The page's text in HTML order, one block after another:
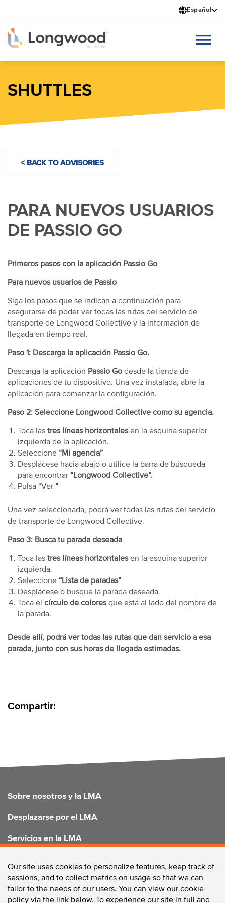
al
contenido
principal
Español
SHUTTLES
< BACK TO ADVISORIES
PARA NUEVOS USUARIOS
DE PASSIO GO
Primeros pasos con la aplicación Passio Go
Para nuevos usuarios de Passio
Siga los pasos que se indican a continuación para
asegurarse de poder ver todas las rutas del servicio de
transporte de Longwood Collective y la información de
llegada en tiempo real.
Paso 1: Descarga la aplicación Passio Go.
Descarga la aplicación Passio Go desde la tienda de
aplicaciones de tu dispositivo. Una vez instalada, abre la
aplicación para comenzar la configuración.
Paso 2: Seleccione Longwood Collective como su agencia.
Toca las tres líneas horizontalesen la esquina superior
izquierda de la aplicación.
Seleccione “Mi agencia”
Desplácese hacia abajo o utilice la barra de búsqueda
para encontrar “Longwood Collective”.
Pulsa “Ver ”
Una vez seleccionada, podrá ver todas las rutas del servicio
de transporte de Longwood Collective.
Paso 3: Busca tu parada deseada
Toca las tres líneas horizontalesen la esquina superior
izquierda.
Seleccione “Lista de paradas”
Desplácese o busque la parada deseada.
Toca el círculo de coloresque está al lado del nombre de
la parada.
Desde allí, podrá ver todas las rutas que dan servicio a esa
parada, junto con sus horas de llegada estimadas.
Compartir:
FOOTER
Sobre nosotros y la LMA
Desplazarse por el LMA
Servicios en la LMA
CONTÁCTANOS
Our site uses cookies to personalize features, keep track of
sessions, and to collect metrics on usage so that we can
tailor to the needs of our users. You can view our cookie
policy via the link below. To experience our site in full and